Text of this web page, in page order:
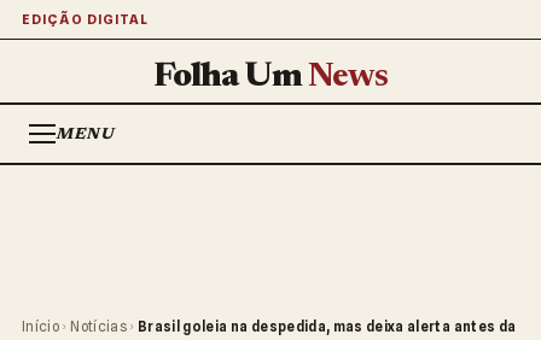
EDIÇÃO DIGITAL
Folha UmNews
MENU
Início › Notícias › Brasil goleia na despedida, mas deixa alerta antes da